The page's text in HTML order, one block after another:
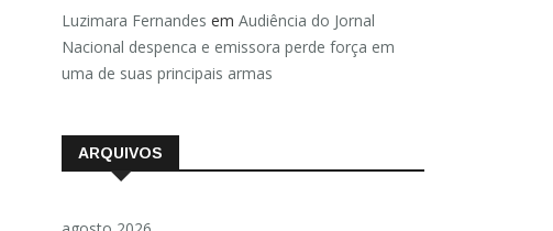
Luzimara Fernandes em Audiência do Jornal
Nacional despenca e emissora perde força em
uma de suas principais armas
ARQUIVOS